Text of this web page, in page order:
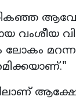
വംശീയ